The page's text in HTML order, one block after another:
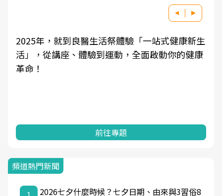
良醫健康網從「換季的身體變化」出發，透過醫
學觀點與日常感受的對話，建立對亞健康的認
知，進而引導實際的改善行動。
前往專題
頻道熱門新聞
2026七夕什麼時候？七夕日期、由來與3習俗8